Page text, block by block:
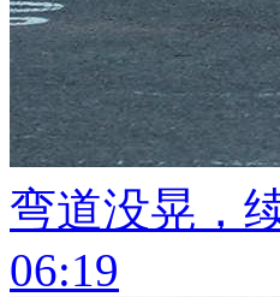
弯道没晃，
06:19